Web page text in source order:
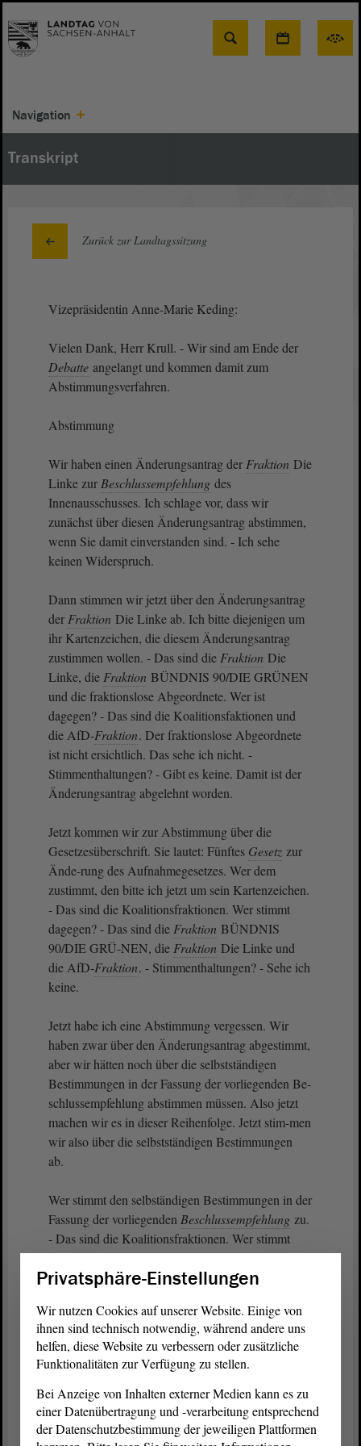
Suche
Navigation
Transkript
Zurück zur Landtagssitzung
Vizepräsidentin Anne-Marie Keding:
Vielen Dank, Herr Krull. - Wir sind am Ende der
Debatte angelangt und kommen damit zum
Abstimmungsverfahren.
Abstimmung
Wir haben einen Änderungsantrag der Fraktion Die
Linke zur Beschlussempfehlung des
Innenausschusses. Ich schlage vor, dass wir
zunächst über diesen Änderungsantrag abstimmen,
wenn Sie damit einverstanden sind. - Ich sehe
keinen Widerspruch.
Dann stimmen wir jetzt über den Änderungsantrag
der Fraktion Die Linke ab. Ich bitte diejenigen um
ihr Kartenzeichen, die diesem Änderungsantrag
zustimmen wollen. - Das sind die Fraktion Die
Linke, die Fraktion BÜNDNIS 90/DIE GRÜNEN
und die fraktionslose Abgeordnete. Wer ist
dagegen? - Das sind die Koalitionsfaktionen und
die AfD-Fraktion. Der fraktionslose Abgeordnete
ist nicht ersichtlich. Das sehe ich nicht. -
Stimmenthaltungen? - Gibt es keine. Damit ist der
Änderungsantrag abgelehnt worden.
Jetzt kommen wir zur Abstimmung über die
Gesetzesüberschrift. Sie lautet: Fünftes Gesetz zur
Ände-rung des Aufnahmegesetzes. Wer dem
zustimmt, den bitte ich jetzt um sein Kartenzeichen.
- Das sind die Koalitionsfraktionen. Wer stimmt
dagegen? - Das sind die Fraktion BÜNDNIS
90/DIE GRÜ-NEN, die Fraktion Die Linke und
die AfD-Fraktion. - Stimmenthaltungen? - Sehe ich
keine.
Jetzt habe ich eine Abstimmung vergessen. Wir
haben zwar über den Änderungsantrag abgestimmt,
aber wir hätten noch über die selbstständigen
Bestimmungen in der Fassung der vorliegenden Be-
schlussempfehlung abstimmen müssen. Also jetzt
machen wir es in dieser Reihenfolge. Jetzt stim-men
wir also über die selbstständigen Bestimmungen
ab.
Wer stimmt den selbständigen Bestimmungen in der
Fassung der vorliegenden Beschlussempfehlung zu.
- Das sind die Koalitionsfraktionen. Wer stimmt
dagegen? - Das sind die übrigen Fraktionen des
Hauses und die fraktionslose Abgeordnete. -
angenommen worden.
Wir kommen damit zur Abstimmung über das
Gesetzin seiner Gesamtheit. Wer demGesetz
seiner Gesamtheit zustimmt, den bitte ich jetzt um
sein Kartenzeichen. - Das sind die
Koalitionsfraktionen. Wer ist dagegen? - Das sind
Privatsphäre-Einstellungen
Wir nutzen Cookies auf unserer Website. Einige von
ihnen sind technisch notwendig, während andere uns
helfen, diese Website zu verbessern oder zusätzliche
Funktionalitäten zur Verfügung zu stellen.
Bei Anzeige von Inhalten externer Medien kann es zu
einer Datenübertragung und -verarbeitung entsprechend
der Datenschutzbestimmung der jeweiligen Plattformen